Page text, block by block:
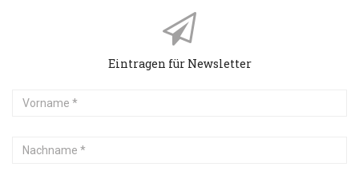
Eintragen für Newsletter
Vorname
Nachname